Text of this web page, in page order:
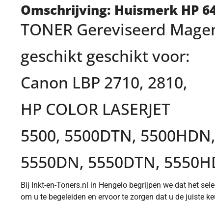
Omschrijving: Huismerk HP
TONER Gereviseerd
geschikt geschikt voor:
Canon LBP 2710, 2810,
HP COLOR LASERJET
5500, 5500DTN,
5550DN, 5550DTN,
Bij Inkt-en-Toners.nl in Hengelo begrijpen we dat het
om u te begeleiden en ervoor te zorgen dat u de juiste